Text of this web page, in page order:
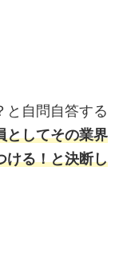
と自問自答する
としてその業界
ける！と決断し